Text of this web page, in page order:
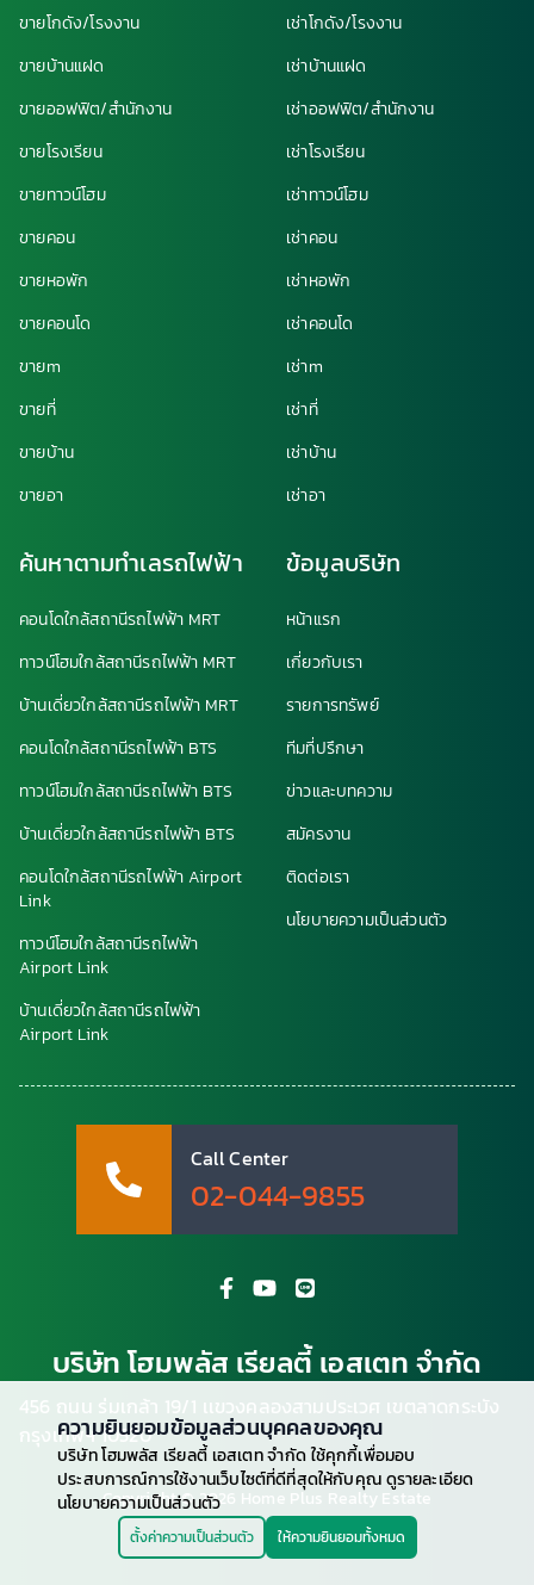
ขายโกดัง/โรงงาน
ขายบ้านแฝด
ขายออฟฟิต/สำนักงาน
ขายโรงเรียน
ขายทาวน์โฮม
ขายคอน
ขายหอพัก
ขายคอนโด
ขายm
ขายที่
ขายบ้าน
ขายอา
เช่าโกดัง/โรงงาน
เช่าบ้านแฝด
เช่าออฟฟิต/สำนักงาน
เช่าโรงเรียน
เช่าทาวน์โฮม
เช่าคอน
เช่าหอพัก
เช่าคอนโด
เช่าm
เช่าที่
เช่าบ้าน
เช่าอา
ค้นหาตามทำเลรถไฟฟ้า
คอนโดใกล้สถานีรถไฟฟ้า MRT
ทาวน์โฮมใกล้สถานีรถไฟฟ้า MRT
บ้านเดี่ยวใกล้สถานีรถไฟฟ้า MRT
คอนโดใกล้สถานีรถไฟฟ้า BTS
ทาวน์โฮมใกล้สถานีรถไฟฟ้า BTS
บ้านเดี่ยวใกล้สถานีรถไฟฟ้า BTS
คอนโดใกล้สถานีรถไฟฟ้า Airport
Link
ทาวน์โฮมใกล้สถานีรถไฟฟ้า
Airport Link
บ้านเดี่ยวใกล้สถานีรถไฟฟ้า
Airport Link
ข้อมูลบริษัท
หน้าแรก
เกี่ยวกับเรา
รายการทรัพย์
ทีมที่ปรึกษา
ข่าวและบทความ
สมัครงาน
ติดต่อเรา
นโยบายความเป็นส่วนตัว
Call Center
02-044-9855
บริษัท โฮมพลัส เรียลตี้ เอสเตท จำกัด
456 ถนน ร่มเกล้า 19/1 เเขวงคลองสามประเวศ เขตลาดกระบัง
กรุงเทพฯ 10520
Copyright © 2026 Home Plus Realty Estate
ความยินยอมข้อมูลส่วนบุคคลของคุณ
บริษัท โฮมพลัส เรียลตี้ เอสเตท จำกัด ใช้คุกกี้เพื่อมอบ
ประสบการณ์การใช้งานเว็บไซต์ที่ดีที่สุดให้กับคุณ ดูรายละเอียด
นโยบายความเป็นส่วนตัว
ตั้งค่าความเป็นส่วนตัว ให้ความยินยอมทั้งหมด